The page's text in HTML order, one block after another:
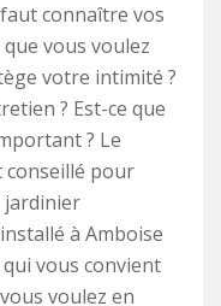
connaître vos
vous voulez
votre intimité ?
? Est-ce que
? Le
conseillé pour
jardinier
à Amboise
vous convient
voulez en